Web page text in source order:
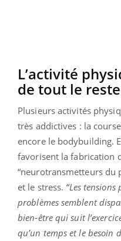
L’activité
de tout le reste
Plusieurs activités
très addictives : la
encore le bodybuilding.
favorisent la fabrication
“neurotransmetteurs du
et le stress. “Les tensions
problèmes semblent
bien-être qui suit
qu’un temps et le besoin